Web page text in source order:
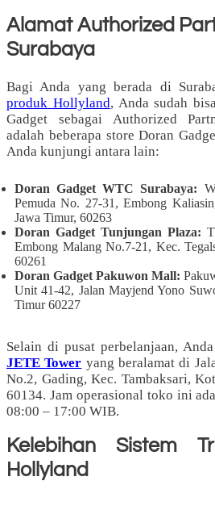
Alamat Authorized
Surabaya
Bagi Anda yang berada di
produk Hollyland, Anda sudah
Gadget sebagai Authorized
adalah beberapa store Doran
Anda kunjungi antara lain:
Doran Gadget WTC Surabaya:
Pemuda No. 27-31, Embong
Jawa Timur, 60263
Doran Gadget Tunjungan Plaza:
Embong Malang No.7-21, Kec.
60261
Doran Gadget Pakuwon Mall:
Unit 41-42, Jalan Mayjend Yono
Timur 60227
Selain di pusat perbelanjaan,
JETE Tower yang beralamat di
No.2, Gading, Kec. Tambaksari,
60134. Jam operasional toko ini
08:00 – 17:00 WIB.
Kelebihan Sistem
Hollyland